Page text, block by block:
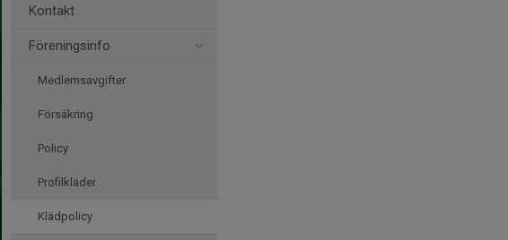
Kontakt
Föreningsinfo
Medlemsavgifter
Försäkring
Policy
Profilkläder
Klädpolicy